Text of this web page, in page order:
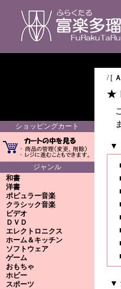
ショッピングカート
ジャンル
和書
洋書
ポピュラー音楽
クラシック音楽
ビデオ
ＤＶＤ
エレクトロニクス
ホーム＆キッチン
ソフトウェア
ゲーム
おもちゃ
ホビー
スポーツ
/ [
★
ご
ま
▼
▼